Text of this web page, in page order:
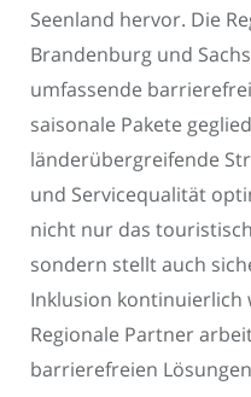
Seenland hervor. Die
Brandenburg und
umfassende
saisonale Pakete
länderübergreifende
und Servicequalität
nicht nur das
sondern stellt auch
Inklusion kontinuierlich
Regionale Partner
barrierefreien